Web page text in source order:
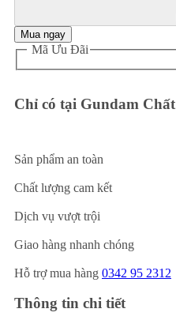
Mua ngay
Mã Ưu Đãi
Chỉ có tại Gundam Chất
Sản phẩm an toàn
Chất lượng cam kết
Dịch vụ vượt trội
Giao hàng nhanh chóng
Hỗ trợ mua hàng 0342 95 2312
Thông tin chi tiết